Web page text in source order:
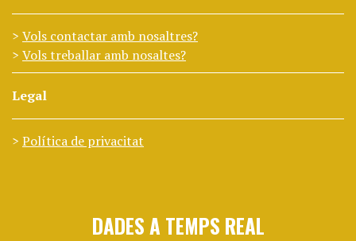
Vols contactar amb nosaltres?
Vols treballar amb nosaltes?
Legal
Política de privacitat
DADES A TEMPS REAL